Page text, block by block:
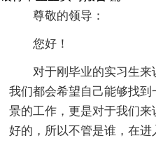
尊敬的领导：
您好！
对于刚毕业的实习生来
我们都会希望自己能够找
景的工作，更是对于我们
好的，所以不管是谁，在